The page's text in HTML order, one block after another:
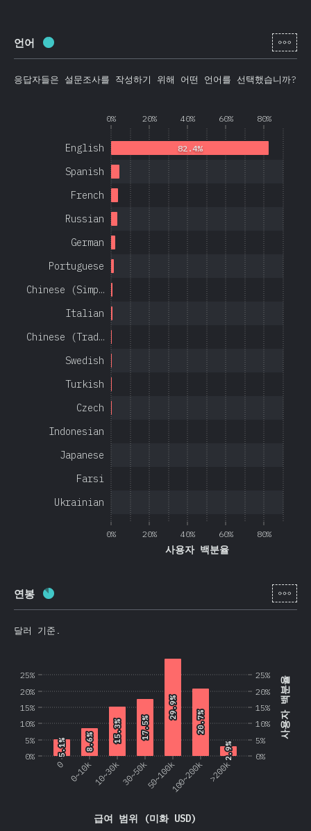
언어 완료율: [ko-
응답자들은 설문조사를 작성하기 위해 어떤 언어를 선택했습니까?
0% 20% 40% 60% 80%
0% 20% 40% 60% 80%
사용자 백분율
Ukrainian
Farsi
Japanese
Indonesian
Czech
Turkish
Swedish
Chinese (Trad…
Italian
Chinese (Simp…
Portuguese
German
Russian
French
Spanish
English 82.4%
연봉 완료율: [ko-
달러 기준.
0%
5%
10%
15%
20%
25%
사용자 백분율
0 0~10k10~30k30~50k50~100k100~200k >200k
급여 범위 (미화 USD)
0%
5%
10%
15%
20%
25%
5.1%
5.1% 8.6%
8.6% 15.3%
15.3% 17.5%
17.5%
29.9%
29.9%
20.7%
20.7%
2.9%
2.9%